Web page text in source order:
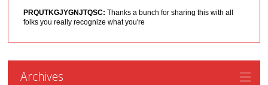
PRQUTKGJYGNJTQSC: Thanks a bunch for sharing this with all
folks you really recognize what you're
Archives